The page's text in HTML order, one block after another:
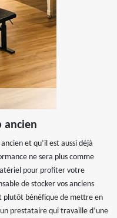
ancien
et qu’il est aussi déjà
ne sera plus comme
pour profiter votre
de stocker vos anciens
plutôt bénéfique de mettre en
prestataire qui travaille d’une